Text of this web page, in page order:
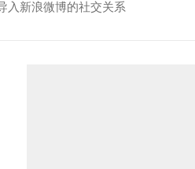
入新浪微博的社交关系